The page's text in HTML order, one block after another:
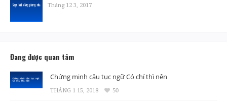
Tháng 12 3, 2017
Đang được quan tâm
Chứng minh câu tục ngữ Có chí thì nên
THÁNG 1 15, 2018 50